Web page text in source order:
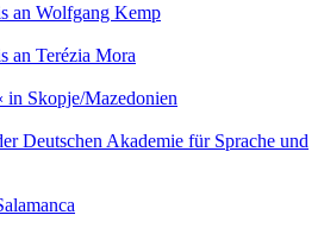
an Wolfgang Kemp
an Terézia Mora
in Skopje/Mazedonien
Deutschen Akademie für Sprache und